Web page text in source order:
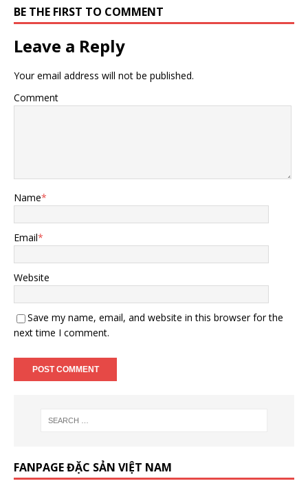
BE THE FIRST TO COMMENT
Leave a Reply
Your email address will not be published.
Comment
Name*
Email*
Website
Save my name, email, and website in this browser for the
next time I comment.
FANPAGE ĐẶC SẢN VIỆT NAM